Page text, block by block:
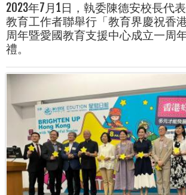
2023年7月1日，執委陳德安校長代
教育工作者聯舉行「教育界慶祝香
周年暨愛國教育支援中心成立一周
禮。